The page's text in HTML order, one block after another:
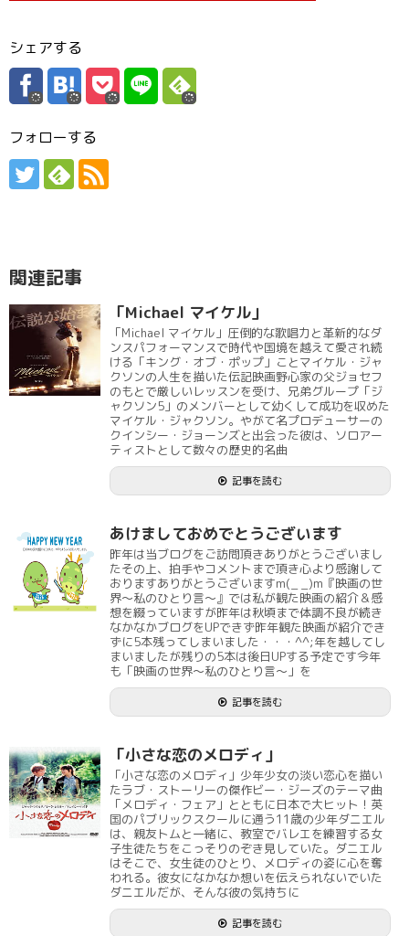
シェアする
フォローする
関連記事
「Michael マイケル」
「Michael マイケル」圧倒的な歌唱力と革新的なダ
ンスパフォーマンスで時代や国境を越えて愛され続
ける「キング・オブ・ポップ」ことマイケル・ジャ
クソンの人生を描いた伝記映画野心家の父ジョセフ
のもとで厳しいレッスンを受け、兄弟グループ「ジ
ャクソン5」のメンバーとして幼くして成功を収めた
マイケル・ジャクソン。やがて名プロデューサーの
クインシー・ジョーンズと出会った彼は、ソロアー
ティストとして数々の歴史的名曲
記事を読む
あけましておめでとうございます
昨年は当ブログをご訪問頂きありがとうございまし
たその上、拍手やコメントまで頂き心より感謝して
おりますありがとうございますm(_ _)m『映画の世
界～私のひとり言～』では私が観た映画の紹介＆感
想を綴っていますが昨年は秋頃まで体調不良が続き
なかなかブログをUPできず昨年観た映画が紹介でき
ずに5本残ってしまいました・・・^^;年を越してし
まいましたが残りの5本は後日UPする予定です今年
も「映画の世界～私のひとり言～」を
記事を読む
「小さな恋のメロディ」
「小さな恋のメロディ」少年少女の淡い恋心を描い
たラブ・ストーリーの傑作ビー・ジーズのテーマ曲
「メロディ・フェア」とともに日本で大ヒット！英
国のパブリックスクールに通う11歳の少年ダニエル
は、親友トムと一緒に、教室でバレエを練習する女
子生徒たちをこっそりのぞき見していた。ダニエル
はそこで、女生徒のひとり、メロディの姿に心を奪
われる。彼女になかなか想いを伝えられないでいた
ダニエルだが、そんな彼の気持ちに
記事を読む